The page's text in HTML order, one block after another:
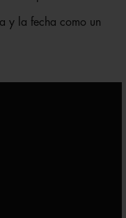
y la fecha como un